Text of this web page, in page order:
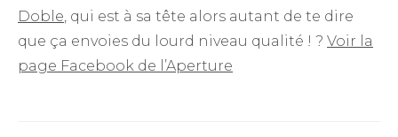
Doble , qui est à sa tête alors autant de te dire
que ça envoies du lourd niveau qualité ! ? Voir la
page Facebook de l’Aperture